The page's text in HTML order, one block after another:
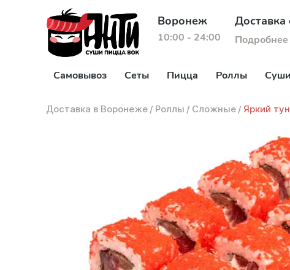
Воронеж
10:00 - 24:00
Доставка
Подробнее
Самовывоз Сеты Пицца Роллы Суши
Доставка в Воронеже / Роллы / Сложные / Яркий